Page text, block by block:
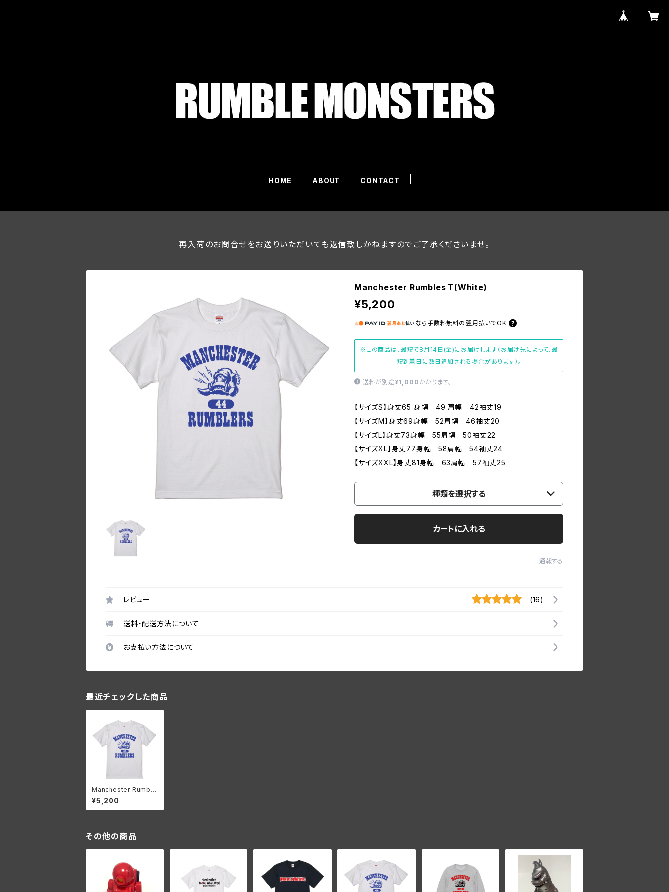
HOME ABOUT CONTACT
再入荷のお問合せをお送りいただいても返信致しかねますのでご了承くださいませ。
Manchester Rumbles T(White)
¥5,200
なら 手数料無料の 翌月払いでOK
※この商品は、最短で8月14日(金)にお届けします（お届け先によって、最
短到着日に数日追加される場合があります）。
送料が別途 ¥1,000 かかります。
【サイズS】身丈65 身幅 49 肩幅 42袖丈19
【サイズM】身丈69身幅 52肩幅 46袖丈20
【サイズL】身丈73身幅 55肩幅 50袖丈22
【サイズXL】身丈77身幅 58肩幅 54袖丈24
【サイズXXL】身丈81身幅 63肩幅 57袖丈25
種類を選択する
カートに入れる
通報する
レビュー (16)
送料・配送方法について
お支払い方法について
最近チェックした商品
Manchester Rumble
s T(White)
¥5,200
その他の商品